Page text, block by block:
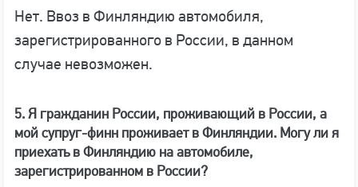
Нет. Ввоз в Финляндию автомобиля,
зарегистрированного в России, в данном
случае невозможен.
5. Я гражданин России, проживающий в России, а
мой супруг-финн проживает в Финляндии. Могу ли я
приехать в Финляндию на автомобиле,
зарегистрированном в России?